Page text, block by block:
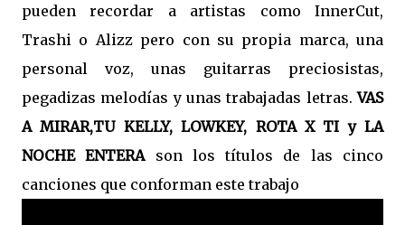
pueden recordar a artistas como InnerCut,
Trashi o Alizz pero con su propia marca, una
personal voz, unas guitarras preciosistas,
pegadizas melodías y unas trabajadas letras.VAS
A MIRAR,TU KELLY, LOWKEY, ROTA X TI y LA
NOCHE ENTERAson los títulos de las cinco
canciones que conforman este trabajo